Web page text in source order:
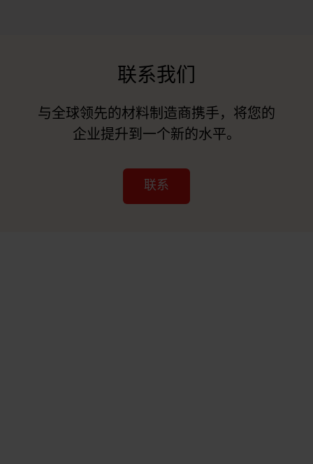
联系我们
与全球领先的材料制造商携手，将您的
企业提升到一个新的水平。
联系